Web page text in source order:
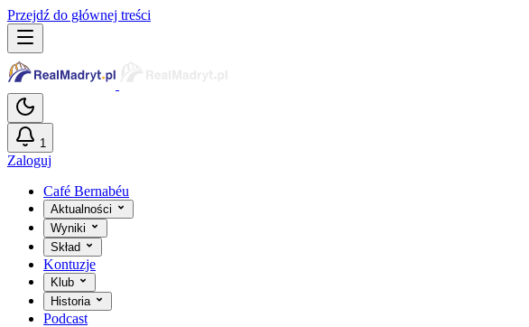
Przejdź do głównej treści
1
Zaloguj
Café Bernabéu
Aktualności
Wyniki
Skład
Kontuzje
Klub
Historia
Podcast